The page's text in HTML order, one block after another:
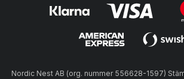
Nordic Nest AB (org. nummer 556628-1597)